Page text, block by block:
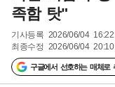
족함 탓"
기사등록 2026/06/04
최종수정 2026/06/04
구글에서 선호하는 매체로